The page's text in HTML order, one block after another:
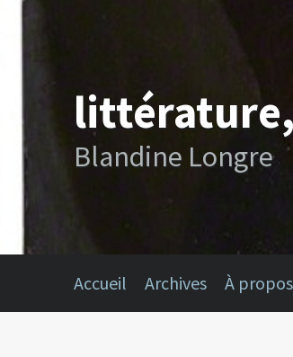
Blandine Longre
Accueil Archives À propos